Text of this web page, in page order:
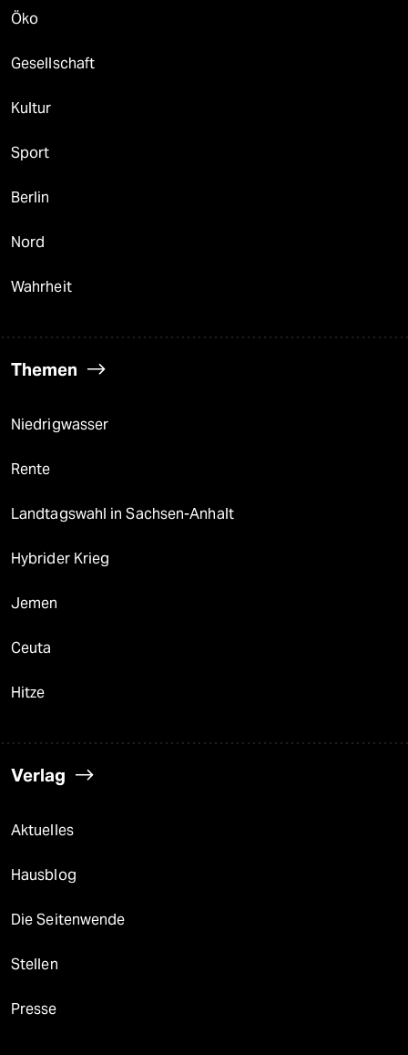
Öko
Gesellschaft
Kultur
Sport
Berlin
Nord
Wahrheit
Themen
Niedrigwasser
Rente
Landtagswahl in Sachsen-Anhalt
Hybrider Krieg
Jemen
Ceuta
Hitze
Verlag
Aktuelles
Hausblog
Die Seitenwende
Stellen
Presse